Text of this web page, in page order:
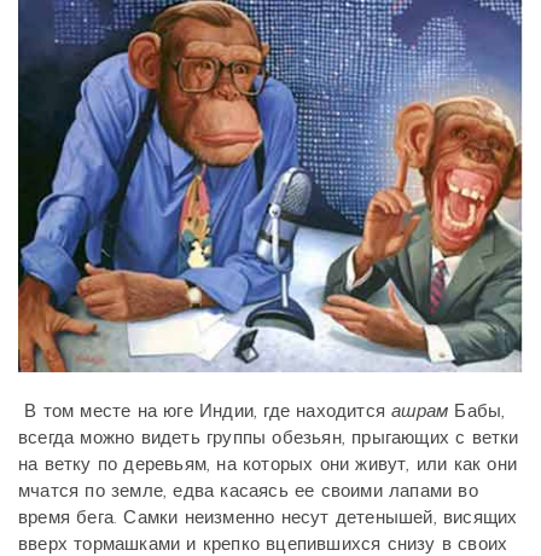
В том месте на юге Индии, где находитсяашрам Бабы,
всегда можно видеть группы обезьян, прыгающих с ветки
на ветку по деревьям, на которых они живут, или как они
мчатся по земле, едва касаясь ее своими лапами во
время бега. Самки неизменно несут детенышей, висящих
вверх тормашками и крепко вцепившихся снизу в своих